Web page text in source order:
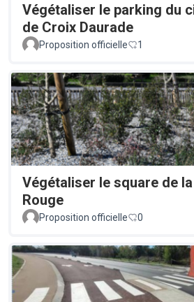
Végétaliser le parking du
de Croix Daurade
Proposition officielle 1
Végétaliser le square de
Rouge
Proposition officielle 0